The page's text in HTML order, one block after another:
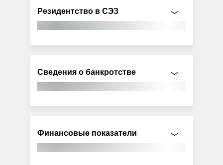
Резидентство в СЭЗ
Сведения о банкротстве
Финансовые показатели